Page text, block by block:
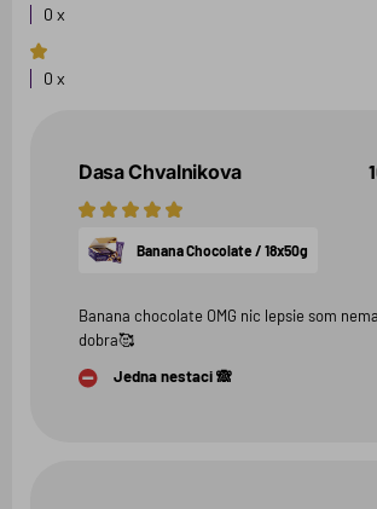
hviezdičky
0 x
1
hviezdička
0 x
Dasa Chvalnikova
5
hviezdičiek
Banana Chocolate / 18x50g
Banana chocolate OMG nic lepsie som
dobra🥰
Jedna nestaci 🙈